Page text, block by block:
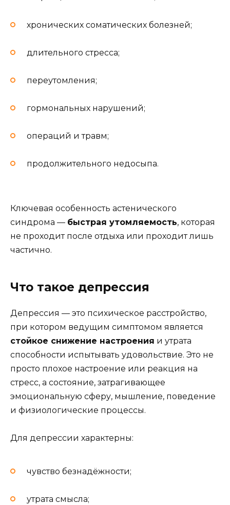
хронических соматических болезней;
длительного стресса;
переутомления;
гормональных нарушений;
операций и травм;
продолжительного недосыпа.
Ключевая особенность астенического
синдрома — быстрая утомляемость, которая
не проходит после отдыха или проходит лишь
частично.
Что такое депрессия
Депрессия — это психическое расстройство,
при котором ведущим симптомом является
стойкое снижение настроения и утрата
способности испытывать удовольствие. Это не
просто плохое настроение или реакция на
стресс, а состояние, затрагивающее
эмоциональную сферу, мышление, поведение
и физиологические процессы.
Для депрессии характерны:
чувство безнадёжности;
утрата смысла;